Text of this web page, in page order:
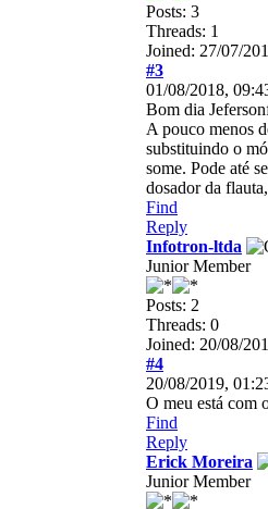
Posts: 3
Threads: 1
Joined: 27/07/
#3
01/08/2018,
Bom dia
A pouco menos
substituindo o
some. Pode até
dosador da
Find
Reply
Infotron-ltda
Junior Member
Posts: 2
Threads: 0
Joined: 20/08/
#4
20/08/2019,
O meu está com
Find
Reply
Erick Moreira
Junior Member